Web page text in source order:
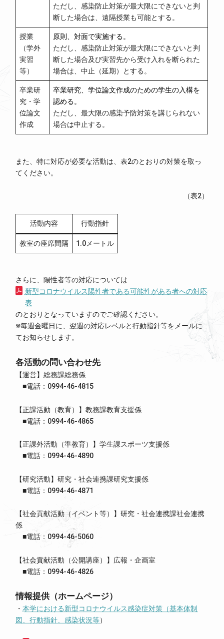
ただし、感染防止対策が最大限にできないと判
断した場合は、遠隔授業も可能とする。
授業
（学外
実習
等）
原則、対面で実施する。
ただし、感染防止対策が最大限にできないと判
断した場合及び実習先から受け入れを断られた
場合は、中止（延期）とする。
卒業研
究・学
位論文
作成
卒業研究、学位論文作成のための学生の入構を
認める。
ただし、最大限の感染予防対策を講じられない
場合は中止する。
また、特に対応が必要な活動は、表2のとおりの対策を取っ
てください。
（表2）
活動内容 行動指針
教室の座席間隔 1.0メートル
さらに、陽性者等の対応については
新型コロナウイルス陽性者である可能性がある者への対応
表
のとおりとなっていますのでご確認ください。
※毎週金曜日に、翌週の対応レベルと行動指針等をメールに
てお知らせします。
各活動の問い合わせ先
【運営】総務課総務係
■電話：0994-46-4815
【正課活動（教育）】教務課教育支援係
■電話：0994-46-4865
【正課外活動（準教育）】学生課スポーツ支援係
■電話：0994-46-4890
【研究活動】研究・社会連携課研究支援係
■電話：0994-46-4871
【社会貢献活動（イベント等）】研究・社会連携課社会連携
係
■電話：0994-46-5060
【社会貢献活動（公開講座）】広報・企画室
■電話：0994-46-4826
情報提供（ホームページ）
・本学における新型コロナウイルス感染症対策（基本体制
図、行動指針、感染状況等）